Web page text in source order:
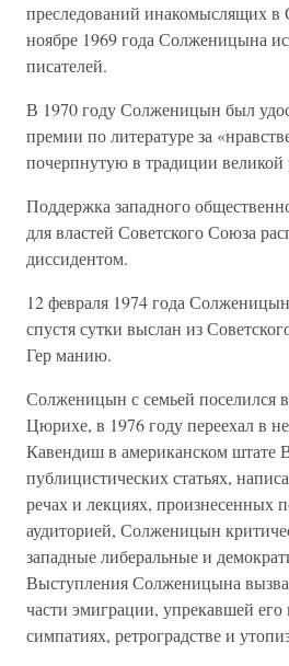
преследований инакомыслящих
ноябре 1969 года Солженицына
писателей.
В 1970 году Солженицын был
премии по литературе за
почерпнутую в традиции великой
Поддержка западного
для властей Советского Союза
диссидентом.
12 февраля 1974 года
спустя сутки выслан из
Гер манию.
Солженицын с семьей поселился
Цюрихе, в 1976 году переехал в
Кавендиш в американском штате
публицистических статьях,
речах и лекциях, произнесенных
аудиторией, Солженицын
западные либеральные и
Выступления Солженицына
части эмиграции, упрекавшей его
симпатиях, ретроградстве и